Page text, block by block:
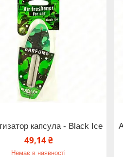
капсула - Black Ice
49,14 ₴
Немає в наявності